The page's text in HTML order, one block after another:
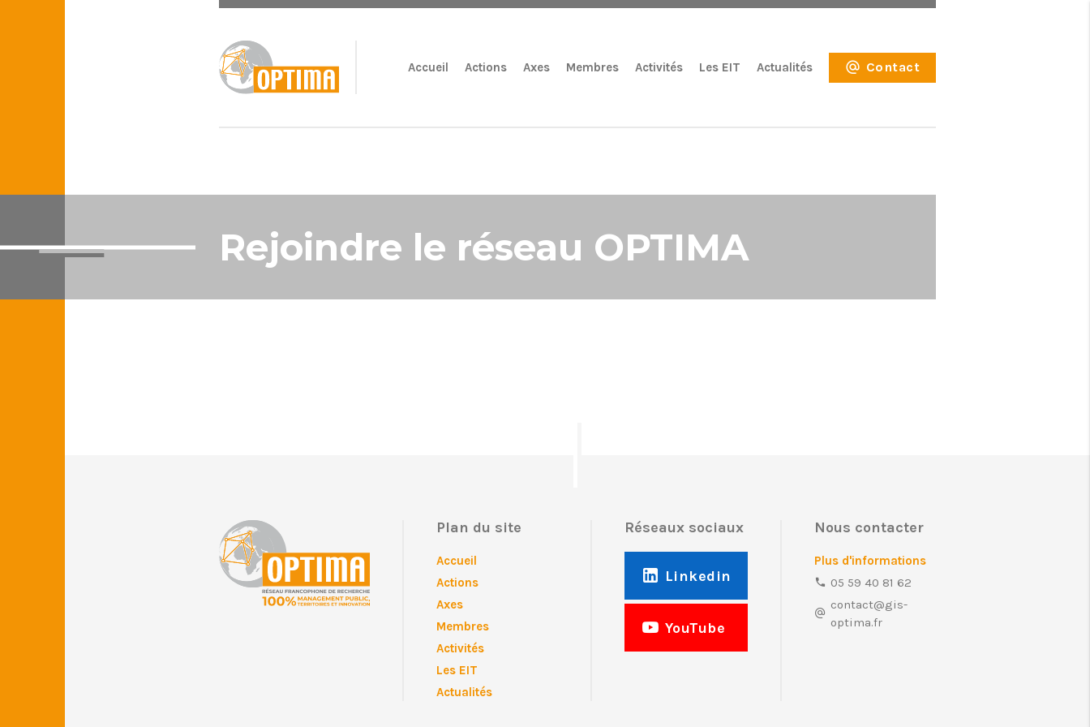
Accueil Actions Axes Membres Activités Les EIT Actualités Contact
Rejoindre le réseau OPTIMA
Plan du site
Accueil
Actions
Axes
Membres
Activités
Les EIT
Actualités
Réseaux sociaux
Linkedin
YouTube
Nous contacter
Plus d'informations
05 59 40 81 62
contact@gis-
optima.fr